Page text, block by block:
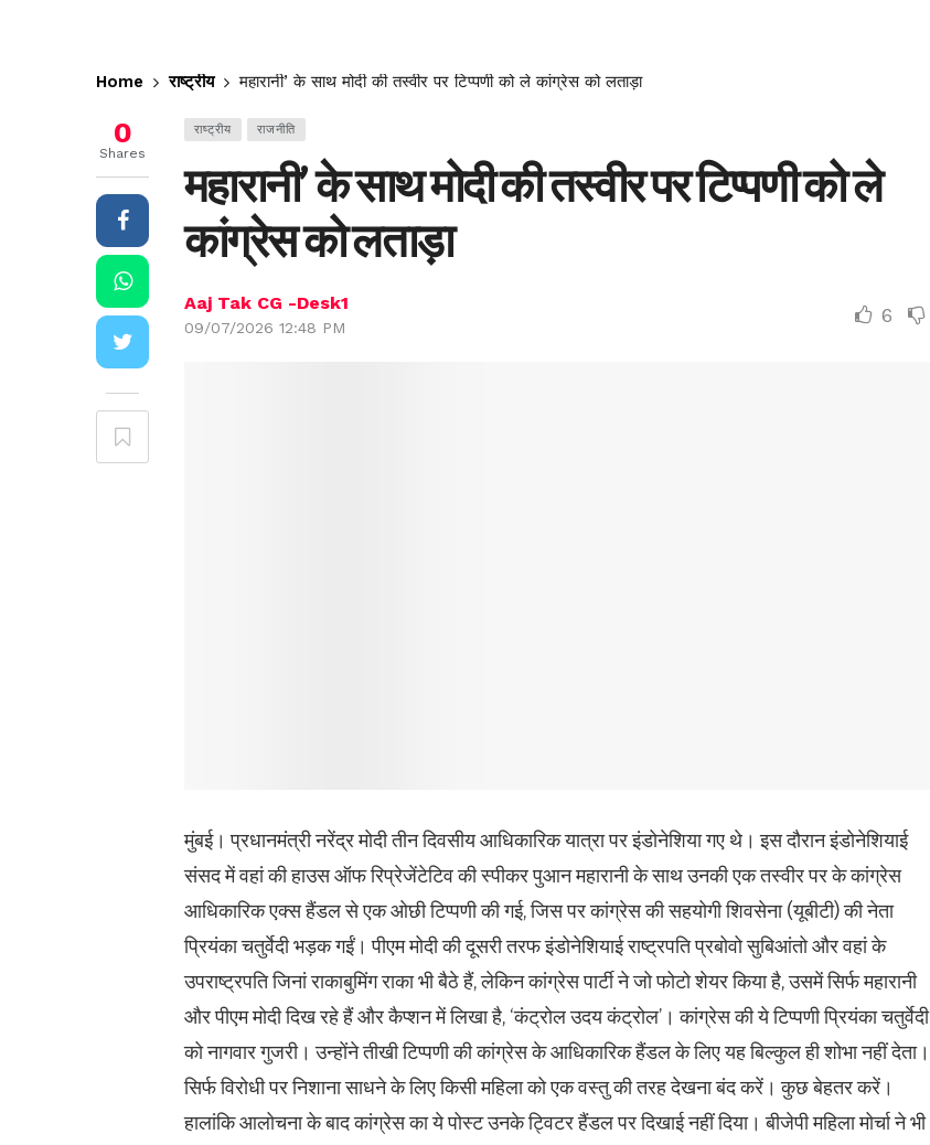
Home राष्ट्रीय महारानी’ के साथ मोदी की तस्वीर पर टिप्पणी को ले कांग्रेस को लताड़ा
राष्ट्रीय राजनीति
महारानी’ के साथ मोदी की तस्वीर पर टिप्पणी को ले
कांग्रेस को लताड़ा
Aaj Tak CG -Desk1
09/07/2026 12:48 PM
6
0
Shares
मुंबई। प्रधानमंत्री नरेंद्र मोदी तीन दिवसीय आधिकारिक यात्रा पर इंडोनेशिया गए थे। इस दौरान इंडोनेशियाई
संसद में वहां की हाउस ऑफ रिप्रेजेंटेटिव की स्पीकर पुआन महारानी के साथ उनकी एक तस्वीर पर के कांग्रेस
आधिकारिक एक्स हैंडल से एक ओछी टिप्पणी की गई, जिस पर कांग्रेस की सहयोगी शिवसेना (यूबीटी) की नेता
प्रियंका चतुर्वेदी भड़क गईं। पीएम मोदी की दूसरी तरफ इंडोनेशियाई राष्ट्रपति प्रबोवो सुबिआंतो और वहां के
उपराष्ट्रपति जिनां राकाबुमिंग राका भी बैठे हैं, लेकिन कांग्रेस पार्टी ने जो फोटो शेयर किया है, उसमें सिर्फ महारानी
और पीएम मोदी दिख रहे हैं और कैप्शन में लिखा है, ‘कंट्रोल उदय कंट्रोल’। कांग्रेस की ये टिप्पणी प्रियंका चतुर्वेदी
को नागवार गुजरी। उन्होंने तीखी टिप्पणी की कांग्रेस के आधिकारिक हैंडल के लिए यह बिल्कुल ही शोभा नहीं देता।
सिर्फ विरोधी पर निशाना साधने के लिए किसी महिला को एक वस्तु की तरह देखना बंद करें। कुछ बेहतर करें।
हालांकि आलोचना के बाद कांग्रेस का ये पोस्ट उनके ट्विटर हैंडल पर दिखाई नहीं दिया। बीजेपी महिला मोर्चा ने भी